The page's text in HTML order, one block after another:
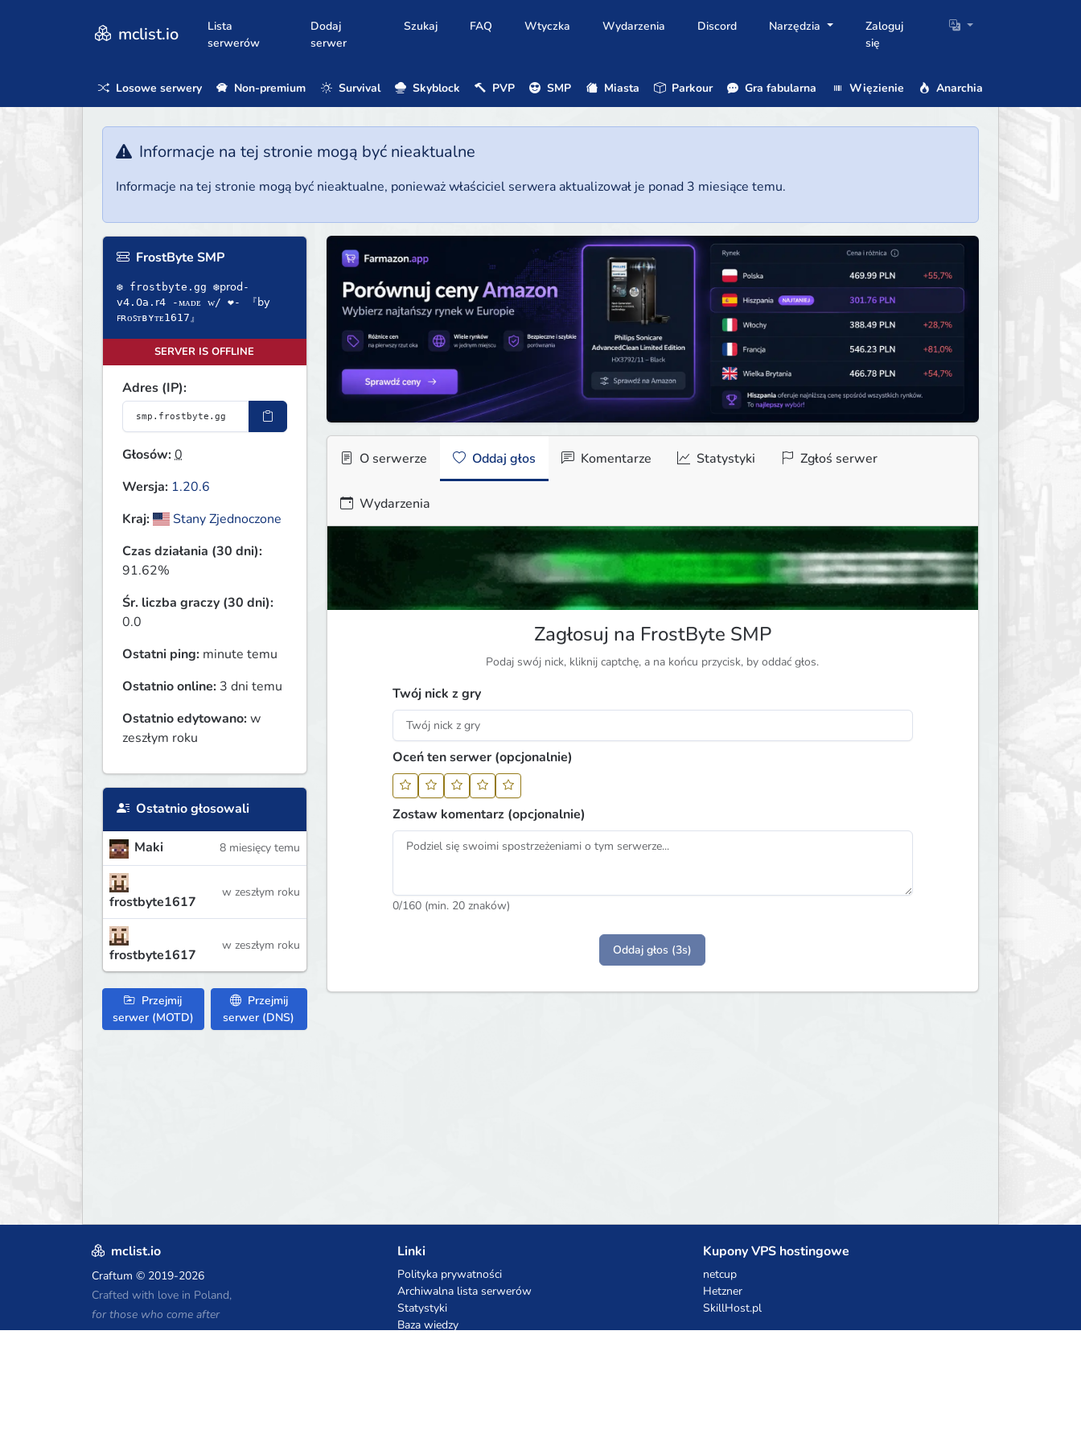
mclist.io
Lista
serwerów
Dodaj
serwer
Szukaj FAQ Wtyczka Wydarzenia Discord Narzędzia
Zaloguj
się
Losowe serwery Non-premium Survival Skyblock PVP SMP Miasta Parkour Gra fabularna Więzienie Anarchia
Informacje na tej stronie mogą być nieaktualne
Informacje na tej stronie mogą być nieaktualne, ponieważ właściciel serwera aktualizował je ponad 3 miesiące temu.
FrostByte SMP
❆ frostbyte.gg ❆𝗉𝗋𝗈𝖽-
𝗏𝟦.𝟢𝖺.𝗋𝟦 -ᴍᴀᴅᴇ ᴡ/ ❤- 『𝖻𝗒
ꜰʀᴏꜱᴛʙʏᴛᴇ1617』
SERVER IS OFFLINE
Adres (IP):
Głosów:0
Wersja: 1.20.6
Kraj:
Stany Zjednoczone
Czas działania (30 dni):
91.62%
Śr. liczba graczy (30 dni):
0.0
Ostatni ping: minute temu
Ostatnio online: 3 dni temu
Ostatnio edytowano:w
zeszłym roku
Ostatnio głosowali
Maki 8 miesięcy temu
frostbyte1617
w zeszłym roku
frostbyte1617
w zeszłym roku
Przejmij
serwer (MOTD)
Przejmij
serwer (DNS)
O serwerze Oddaj głos Komentarze Statystyki Zgłoś serwer
Wydarzenia
Zagłosuj na FrostByte SMP
Podaj swój nick, kliknij captchę, a na końcu przycisk, by oddać głos.
Twój nick z gry
Oceń ten serwer (opcjonalnie)
Zostaw komentarz (opcjonalnie)
0/160 (min. 20 znaków)
Oddaj głos (3s)
mclist.io
Craftum © 2019-2026
Crafted with love in Poland,
for those who come after
Linki
Polityka prywatności
Archiwalna lista serwerów
Statystyki
Baza wiedzy
Kupony VPS hostingowe
netcup
Hetzner
SkillHost.pl